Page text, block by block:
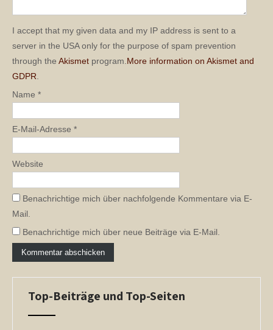
I accept that my given data and my IP address is sent to a
server in the USA only for the purpose of spam prevention
through the Akismet program. More information on Akismet and
GDPR
Name *
E-Mail-Adresse *
Website
Benachrichtige mich über nachfolgende Kommentare via E-
Mail.
Benachrichtige mich über neue Beiträge via E-Mail.
Top-Beiträge und Top-Seiten